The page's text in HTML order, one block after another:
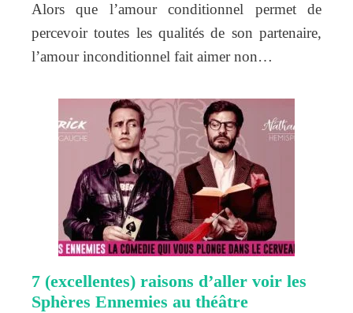
Alors que l’amour conditionnel permet de
percevoir toutes les qualités de son partenaire,
l’amour inconditionnel fait aimer non…
7 (excellentes) raisons d’aller voir les
Sphères Ennemies au théâtre